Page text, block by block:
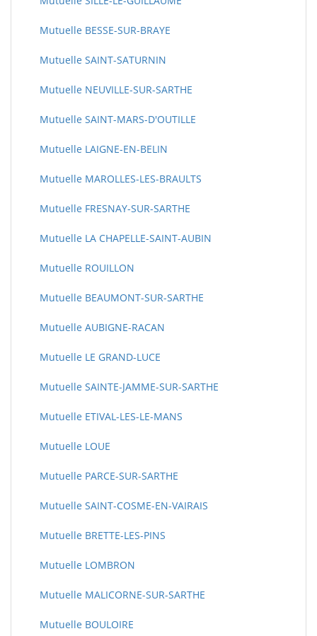
Mutuelle BESSE-SUR-BRAYE
Mutuelle SAINT-SATURNIN
Mutuelle NEUVILLE-SUR-SARTHE
Mutuelle SAINT-MARS-D'OUTILLE
Mutuelle LAIGNE-EN-BELIN
Mutuelle MAROLLES-LES-BRAULTS
Mutuelle FRESNAY-SUR-SARTHE
Mutuelle LA CHAPELLE-SAINT-AUBIN
Mutuelle ROUILLON
Mutuelle BEAUMONT-SUR-SARTHE
Mutuelle AUBIGNE-RACAN
Mutuelle LE GRAND-LUCE
Mutuelle SAINTE-JAMME-SUR-SARTHE
Mutuelle ETIVAL-LES-LE-MANS
Mutuelle LOUE
Mutuelle PARCE-SUR-SARTHE
Mutuelle SAINT-COSME-EN-VAIRAIS
Mutuelle BRETTE-LES-PINS
Mutuelle LOMBRON
Mutuelle MALICORNE-SUR-SARTHE
Mutuelle BOULOIRE